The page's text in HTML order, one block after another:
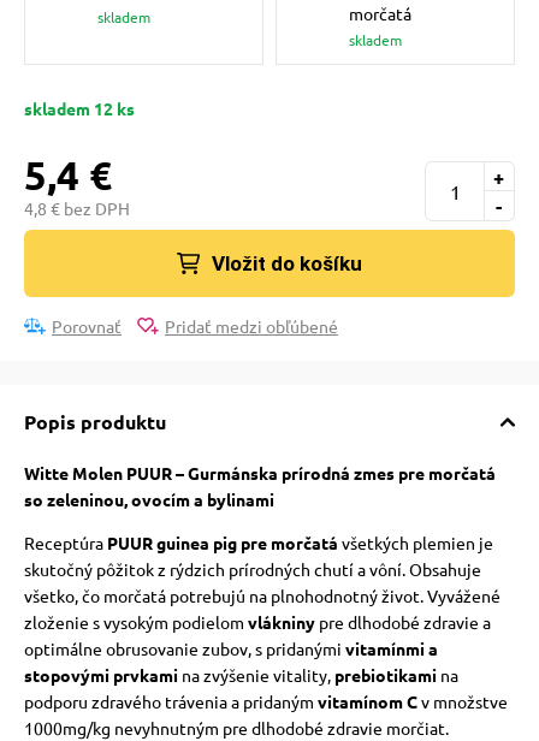
so psom
poukazy
podložky
skladem
morčatá
skladem
skladem 12 ks
5,4 €
4,8 € bez DPH -
+
Vložit do košíku
Porovnať Pridať medzi obľúbené
Popis produktu
Witte Molen PUUR – Gurmánska prírodná zmes pre morčatá
so zeleninou, ovocím a bylinami
Receptúra PUUR guinea pig pre morčatá všetkých plemien je
skutočný pôžitok z rýdzich prírodných chutí a vôní.Obsahuje
všetko, čo morčatá potrebujú na plnohodnotný život.Vyvážené
zloženie s vysokým podielom vlákninypre dlhodobé zdravie a
optimálne obrusovanie zubov, s pridanými vitamínmi a
stopovými prvkamina zvýšenie vitality, prebiotikamina
podporu zdravého trávenia a pridaným vitamínom Cv množstve
1000mg/kg nevyhnutným pre dlhodobé zdravie morčiat.